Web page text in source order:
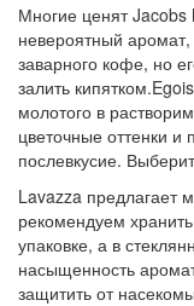
Многие ценят
невероятный
заварного кофе, но
залить
молотого в
цветочные оттенки и
послевкусие.
Lavazza предлагает
рекомендуем
упаковке, а в
насыщенность
защитить от